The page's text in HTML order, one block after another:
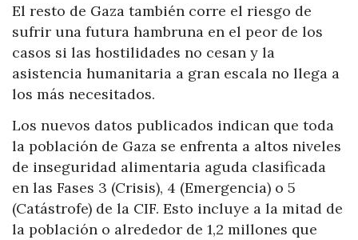
El resto de Gaza también corre el riesgo de
sufrir una futura hambruna en el peor de los
casos si las hostilidades no cesan y la
asistencia humanitaria a gran escala no llega a
los más necesitados.
Los nuevos datos publicados indican que toda
la población de Gaza se enfrenta a altos niveles
de inseguridad alimentaria aguda clasificada
en las Fases 3 (Crisis), 4 (Emergencia) o 5
(Catástrofe) de la CIF. Esto incluye a la mitad de
la población o alrededor de 1,2 millones que